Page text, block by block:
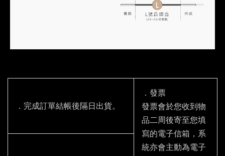
．完成訂單結帳後隔日出貨。
．發票
發票會於您收到物
品二周後寄至您填
寫的電子信箱，系
統亦會主動為電子